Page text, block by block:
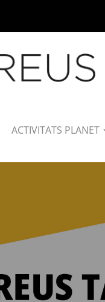
ACTIVITATS PLANET